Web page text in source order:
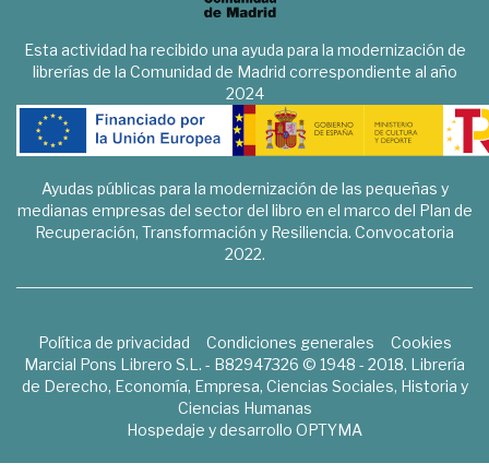
Esta actividad ha recibido una ayuda para la modernización de
librerías de la Comunidad de Madrid correspondiente al año
2024
Ayudas públicas para la modernización de las pequeñas y
medianas empresas del sector del libro en el marco del Plan de
Recuperación, Transformación y Resiliencia. Convocatoria
2022.
Política de privacidad Condiciones generales
Cookies
Marcial Pons Librero S.L. - B82947326 © 1948 - 2018. Librería
de Derecho, Economía, Empresa, Ciencias Sociales, Historia y
Ciencias Humanas
Hospedaje y desarrollo OPTYMA